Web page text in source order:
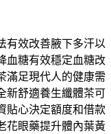
有效改善腋下多汗以
血糖有效穩定血糖改
滿足現代人的健康需
新舒適養生纖體茶可
貼心決定額度和借款
花眼藥提升體內葉黃